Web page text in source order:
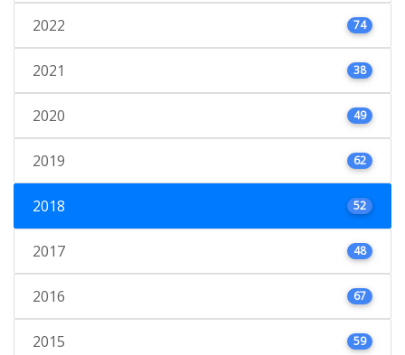
2022 74
2021 38
2020 49
2019 62
2018 52
2017 48
2016 67
2015 59